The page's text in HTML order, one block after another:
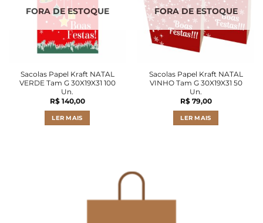
FORA DE ESTOQUE
Sacolas Papel Kraft NATAL
VERDE Tam G 30X19X31 100
Un.
R$140,00
LER MAIS
FORA DE ESTOQUE
Sacolas Papel Kraft NATAL
VINHO Tam G 30X19X31 50
Un.
R$79,00
LER MAIS